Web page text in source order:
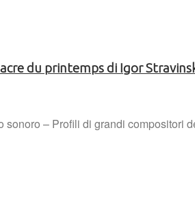
du printemps di Igor
sonoro – Profili di grandi compositori